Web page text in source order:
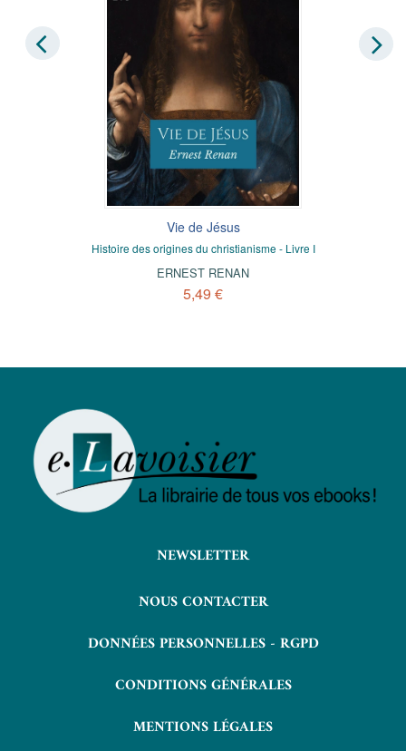
Vie de Jésus
Histoire des origines du christianisme - Livre I
ERNEST RENAN
5,49 €
NEWSLETTER
NOUS CONTACTER
DONNÉES PERSONNELLES - RGPD
CONDITIONS GÉNÉRALES
MENTIONS LÉGALES